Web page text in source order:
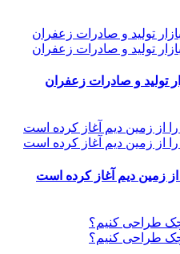
تولید و صادرات زعفران
زمین دیم آغاز کرده است